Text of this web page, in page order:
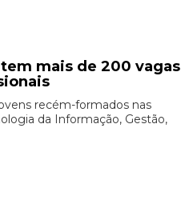
mais de 200 vagas
recém-formados nas
da Informação, Gestão,